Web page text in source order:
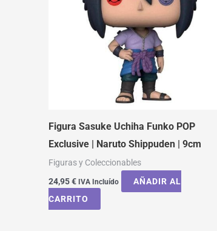
Figura Sasuke Uchiha Funko POP
Exclusive | Naruto Shippuden | 9cm
Figuras y Coleccionables
24,95€ IVA Incluído
AÑADIR AL
CARRITO